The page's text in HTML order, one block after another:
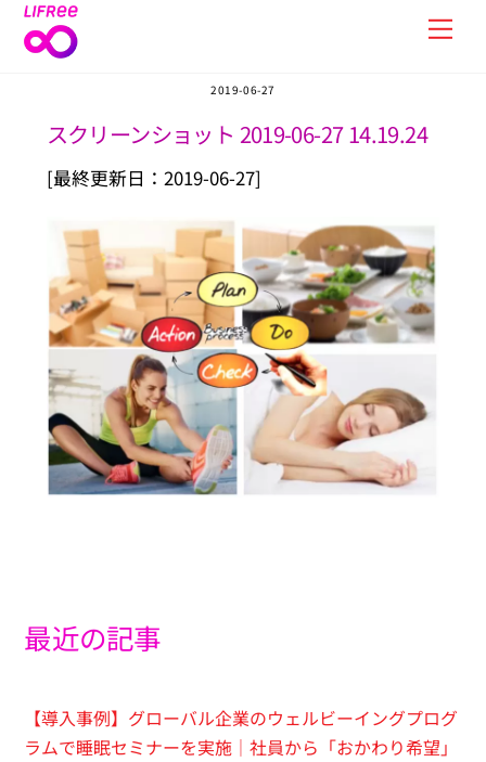
Skip
2019-06-27
スクリーンショット 2019-06-27 14.19.24
[最終更新日：2019-06-27]
最近の記事
【導入事例】グローバル企業のウェルビーイングプログ
ラムで睡眠セミナーを実施｜社員から「おかわり希望」